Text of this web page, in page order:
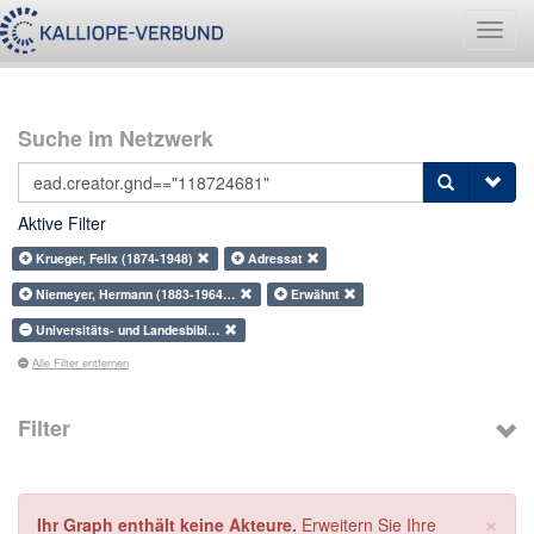
Suche im Netzwerk
Aktive Filter
Krueger, Felix (1874-1948)
Adressat
Niemeyer, Hermann (1883-1964…
Erwähnt
Universitäts- und Landesbibl…
Alle Filter entfernen
Filter
×
Ihr Graph enthält keine Akteure. Erweitern Sie Ihre